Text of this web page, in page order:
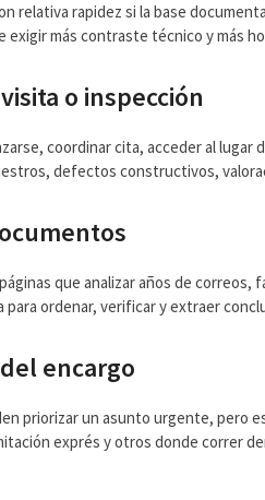
relativa rapidez si la base
exigir más contraste técnico y más
o inspección
coordinar cita, acceder al lugar
defectos constructivos,
que analizar años de
para ordenar, verificar y extraer
encargo
priorizar un asunto urgente, pero
exprés y otros donde correr